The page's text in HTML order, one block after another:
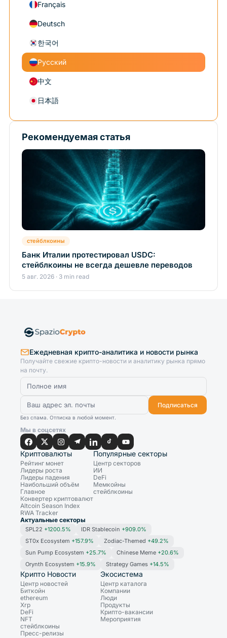
Français
Deutsch
한국어
Русский
中文
日本語
Рекомендуемая статья
стейблкоины
Банк Италии протестировал USDC:
стейблкоины не всегда дешевле переводов
5 авг. 2026 · 3 min read
Ежедневная крипто-аналитика и новости рынка
Получайте свежие крипто-новости и аналитику рынка прямо
на почту.
Подписаться
Без спама. Отписка в любой момент.
Мы в соцсетях
Криптовалюты
Рейтинг монет
Лидеры роста
Лидеры падения
Наибольший объём
Главное
Конвертер криптовалют
Altcoin Season Index
RWA Tracker
Популярные секторы
Центр секторов
ИИ
DeFi
Мемкойны
стейблкоины
Актуальные секторы
SPL22 +1200.5% IDR Stablecoin +909.0%
ST0x Ecosystem +157.9% Zodiac-Themed +49.2%
Sun Pump Ecosystem +25.7% Chinese Meme +20.6%
Orynth Ecosystem +15.9% Strategy Games +14.5%
Крипто Новости
Центр новостей
Биткойн
ethereum
Xrp
DeFi
NFT
стейблкоины
Пресс-релизы
Экосистема
Центр каталога
Компании
Люди
Продукты
Крипто-вакансии
Мероприятия